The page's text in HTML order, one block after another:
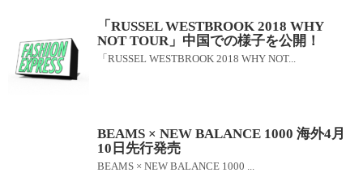
「RUSSEL WESTBROOK 2018 WHY
NOT TOUR」中国での様子を公開！
「RUSSEL WESTBROOK 2018 WHY NOT...
BEAMS × NEW BALANCE 1000 海外4月
10日先行発売
BEAMS × NEW BALANCE 1000 ...